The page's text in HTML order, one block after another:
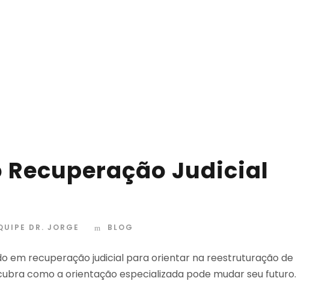
Judicial
DR. JORGE BLOG
em recuperação judicial para orientar na reestruturação de
como a orientação especializada pode mudar seu futuro.